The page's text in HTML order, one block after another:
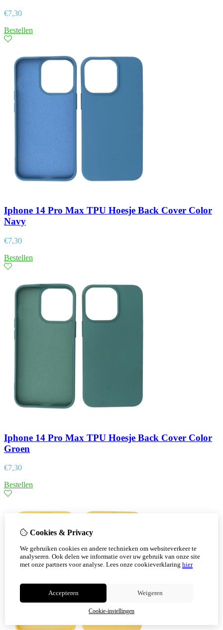
€7,30
Bestellen
Iphone 14 Pro Max TPU Hoesje Back Cover Color
Navy
€7,30
Bestellen
Iphone 14 Pro Max TPU Hoesje Back Cover Color
Groen
€7,30
Bestellen
Cookies & Privacy
We gebruiken cookies en andere technieken om websiteverkeer te
analyseren. Ook delen we informatie over uw gebruik van onze site
met onze partners voor analyse. Lees onze cookieverklaring hier
Accepteren Weigeren
Cookie-instellingen